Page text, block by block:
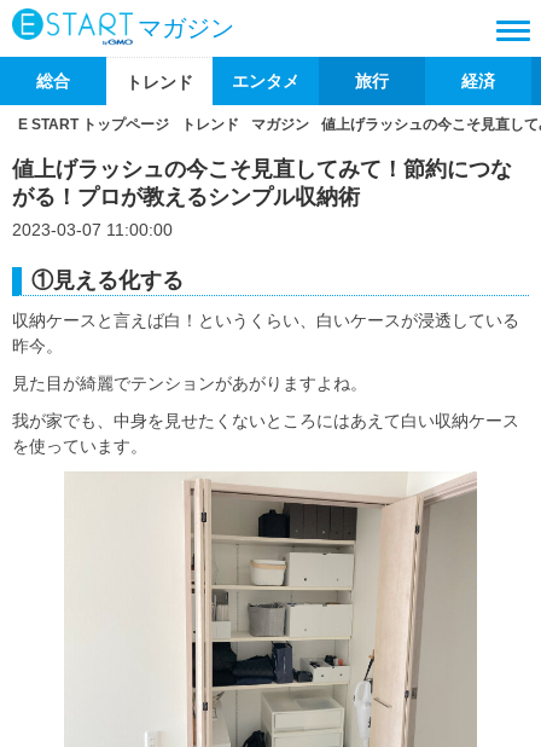
マガジン
総合 トレンド エンタメ 旅行 経済
E START トップページ トレンド マガジン 値上げラッシュの今こそ見直し
値上げラッシュの今こそ見直してみて！節約につな
がる！プロが教えるシンプル収納術
2023-03-07 11:00:00
①見える化する
収納ケースと言えば白！というくらい、白いケースが浸透している
昨今。
見た目が綺麗でテンションがあがりますよね。
我が家でも、中身を見せたくないところにはあえて白い収納ケース
を使っています。